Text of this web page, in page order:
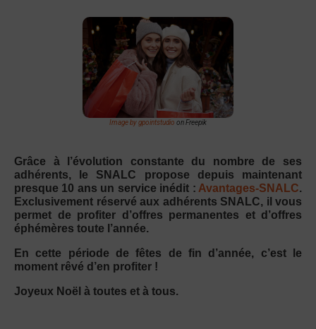
Image by gpointstudio on Freepik
Grâce à l’évolution constante du nombre de ses
adhérents, le SNALC propose depuis maintenant
presque 10 ans un service inédit : Avantages-SNALC.
Exclusivement réservé aux adhérents SNALC, il vous
permet de profiter d’offres permanentes et d’offres
éphémères toute l’année.
En cette période de fêtes de fin d’année, c’est le
moment rêvé d’en profiter !
Joyeux Noël à toutes et à tous.